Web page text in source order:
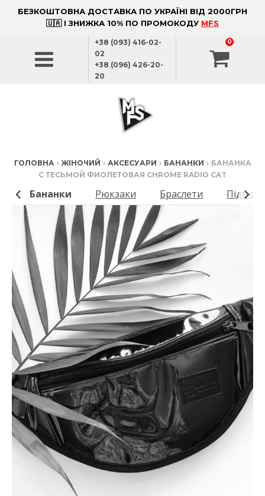
БЕЗКОШТОВНА ДОСТАВКА ПО УКРАЇНІ ВІД 2000ГРН
🇺🇦 І ЗНИЖКА 10% ПО ПРОМОКОДУ MFS
+38 (093) 416-02-
02
+38 (096) 426-20-
20
0
ГОЛОВНА › ЖІНОЧИЙ › АКСЕСУАРИ › БАНАНКИ › БАНАНКА
С ТЕСЬМОЙ ФИОЛЕТОВАЯ CHROME RADIO CAT
Бананки Рюкзаки Браслети